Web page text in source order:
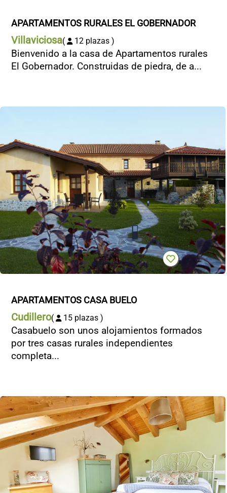
APARTAMENTOS RURALES EL GOBERNADOR
Villaviciosa( 12 plazas )
Bienvenido a la casa de Apartamentos rurales
El Gobernador. Construidas de piedra, de a...
APARTAMENTOS CASA BUELO
Cudillero( 15 plazas )
Casabuelo son unos alojamientos formados
por tres casas rurales independientes
completa...